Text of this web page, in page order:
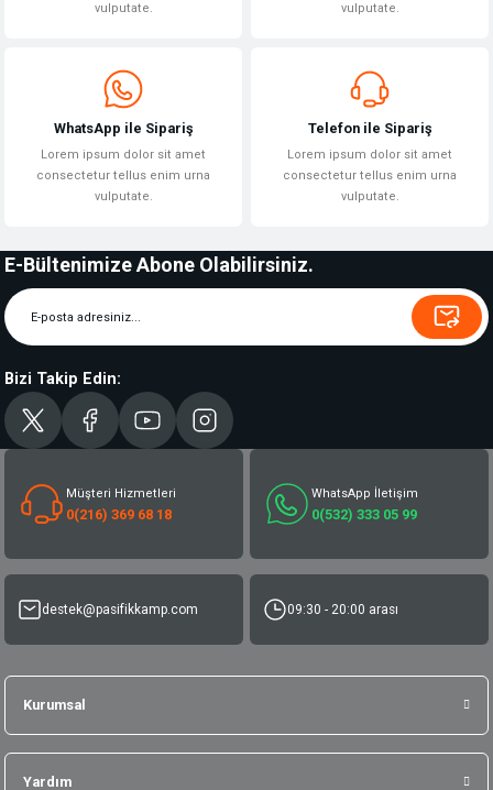
vulputate.
vulputate.
WhatsApp ile Sipariş
Lorem ipsum dolor sit amet
consectetur tellus enim urna
vulputate.
Telefon ile Sipariş
Lorem ipsum dolor sit amet
consectetur tellus enim urna
vulputate.
E-Bültenimize Abone Olabilirsiniz.
Bizi Takip Edin:
Müşteri Hizmetleri
0(216) 369 68 18
WhatsApp İletişim
0(532) 333 05 99
destek@pasifikkamp.com 09:30 - 20:00 arası
Kurumsal
Yardım